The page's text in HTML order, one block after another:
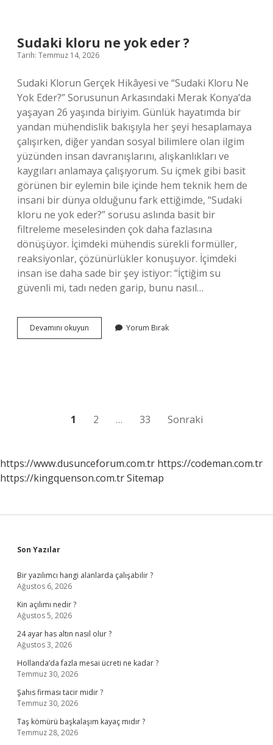
Sudaki kloru ne yok eder ?
Tarih: Temmuz 14, 2026
Sudaki Klorun Gerçek Hikâyesi ve “Sudaki Kloru Ne
Yok Eder?” Sorusunun Arkasındaki Merak Konya’da
yaşayan 26 yaşında biriyim. Günlük hayatımda bir
yandan mühendislik bakışıyla her şeyi hesaplamaya
çalışırken, diğer yandan sosyal bilimlere olan ilgim
yüzünden insan davranışlarını, alışkanlıkları ve
kaygıları anlamaya çalışıyorum. Su içmek gibi basit
görünen bir eylemin bile içinde hem teknik hem de
insani bir dünya olduğunu fark ettiğimde, “Sudaki
kloru ne yok eder?” sorusu aslında basit bir
filtreleme meselesinden çok daha fazlasına
dönüşüyor. İçimdeki mühendis sürekli formüller,
reaksiyonlar, çözünürlükler konuşuyor. İçimdeki
insan ise daha sade bir şey istiyor: “İçtiğim su
güvenli mi, tadı neden garip, bunu nasıl…
Devamını okuyun
kloru
Yorum Bırak
1 2 … 33 Sonraki
https://www.dusunceforum.com.tr https://codeman.com.tr
https://kingquenson.com.trSitemap
Sidebar
Son Yazılar
Bir yazılımcı hangi alanlarda çalışabilir ?
Ağustos 6, 2026
Kin açılımı nedir ?
Ağustos 5, 2026
24 ayar has altın nasıl olur ?
Ağustos 3, 2026
Hollanda’da fazla mesai ücreti ne kadar ?
Temmuz 30, 2026
Şahıs firması tacir midir ?
Temmuz 30, 2026
Taş kömürü başkalaşım kayaç mıdır ?
Temmuz 28, 2026